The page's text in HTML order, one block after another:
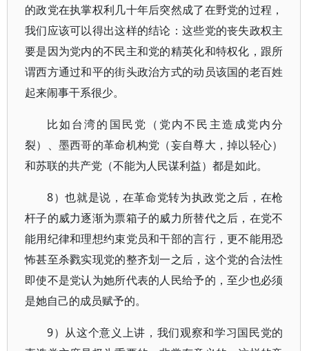
的政党在执掌权利几十年后突然成了在野党的过程，
我们应该可以得出这样的结论：这些党的丧失政权主
要是因为党内的不民主和党的精英化和特权化，跟所
谓西方通过和平的街头政治方式的动员该国的老百姓
起来闹事干系很少。
比如台湾的国民党（党内不民主造成党内分
裂）、墨西哥的革命机构党（妄自尊大，掉以轻心）
和苏联的共产党（不能为人民谋利益）都是如此。
8）也就是说，在革命党转为执政党之后，在枪
杆子的威力逐渐为票箱子的威力所替代之后，在党不
能用纪律和理想约束党员和干部的言行，更不能用恐
怖甚至杀戮实现党的整齐划一之后，这个党的合法性
即使不是党认为她所代表的人民给予的，至少也必须
是她自己的成员赋予的。
9）从这个意义上讲，我们观察和学习国民党的